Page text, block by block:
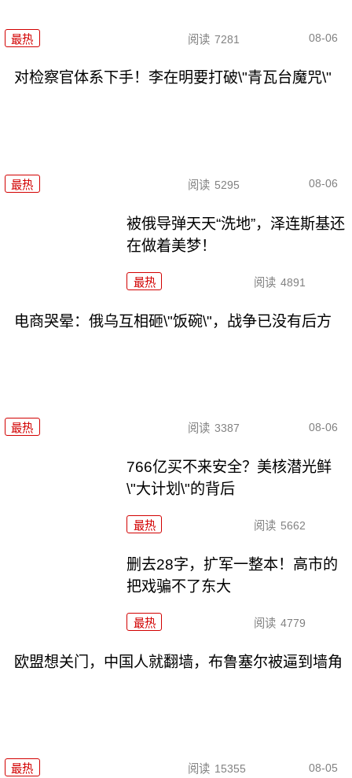
最热 阅读 7281 08-06
对检察官体系下手！李在明要打破\"青瓦台魔咒\"
最热 阅读 5295 08-06
被俄导弹天天“洗地”，泽连斯基还
在做着美梦！
最热 阅读 4891
电商哭晕：俄乌互相砸\"饭碗\"，战争已没有后方
最热 阅读 3387 08-06
766亿买不来安全？美核潜光鲜
\"大计划\"的背后
最热 阅读 5662
删去28字，扩军一整本！高市的
把戏骗不了东大
最热 阅读 4779
欧盟想关门，中国人就翻墙，布鲁塞尔被逼到墙角
最热 阅读 15355 08-05